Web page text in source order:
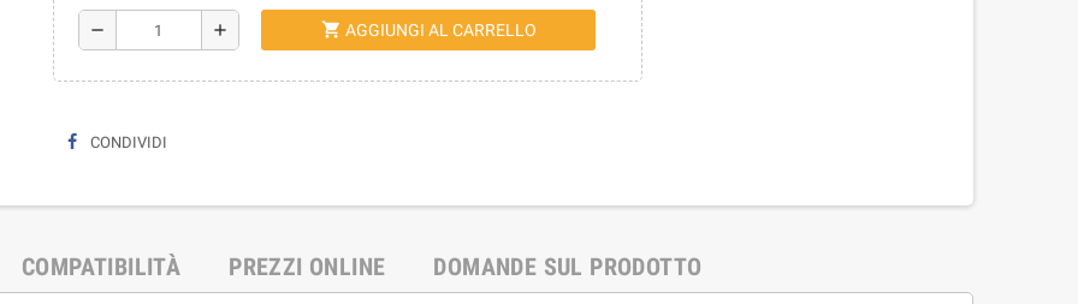
remove add shopping_cart AGGIUNGI AL CARRELLO
CONDIVIDI
COMPATIBILITÀ PREZZI ONLINE DOMANDE SUL PRODOTTO